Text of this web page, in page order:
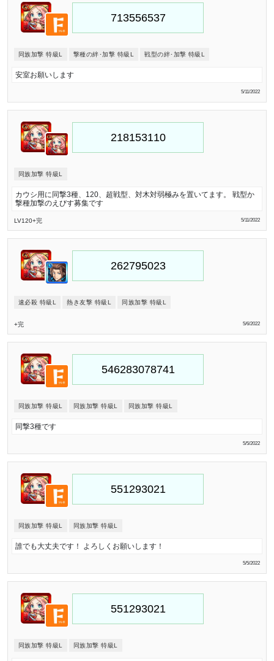
同族加撃 特級L 撃種の絆･加撃 特級L 戦型の絆･加撃 特級L
安室お願いします
5/11/2022
同族加撃 特級L
カウシ用に同撃3種、120、超戦型、対木対弱極みを置いてます。 戦型か
撃種加撃のえびす募集です
LV120+完 5/11/2022
速必殺 特級L 熱き友撃 特級L 同族加撃 特級L
+完 5/6/2022
同族加撃 特級L 同族加撃 特級L 同族加撃 特級L
同撃3種です
5/5/2022
同族加撃 特級L 同族加撃 特級L
誰でも大丈夫です！ よろしくお願いします！
5/5/2022
同族加撃 特級L 同族加撃 特級L